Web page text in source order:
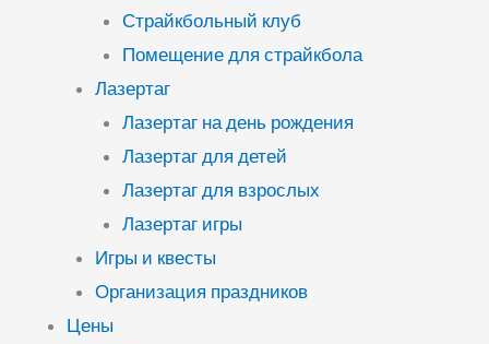
Страйкбольный клуб
Помещение для страйкбола
Лазертаг
Лазертаг на день рождения
Лазертаг для детей
Лазертаг для взрослых
Лазертаг игры
Игры и квесты
Организация праздников
Цены